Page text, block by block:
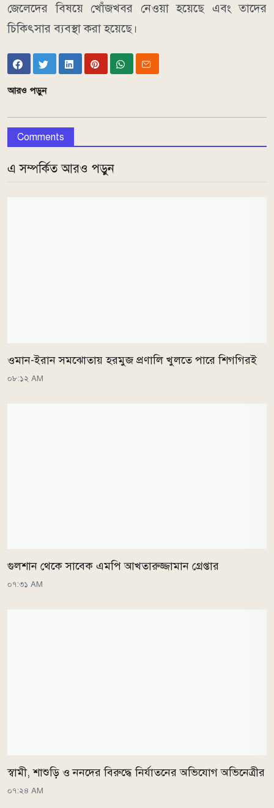
জেলেদের বিষয়ে খোঁজখবর নেওয়া হয়েছে এবং তাদের
চিকিৎসার ব্যবস্থা করা হয়েছে।
আরও পড়ুন
Comments
এ সম্পর্কিত আরও পড়ুন
ওমান-ইরান সমঝোতায় হরমুজ প্রণালি খুলতে পারে শিগগিরই
০৮:১২ AM
গুলশান থেকে সাবেক এমপি আখতারুজ্জামান গ্রেপ্তার
০৭:৩১ AM
স্বামী, শাশুড়ি ও ননদের বিরুদ্ধে নির্যাতনের অভিযোগ অভিনেত্রীর
০৭:২৪ AM